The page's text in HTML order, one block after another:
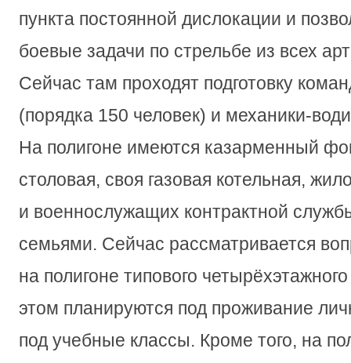
пункта постоянной дислокации и
боевые задачи по стрельбе из всех
Сейчас там проходят подготовку
(порядка 150 человек) и механики-
На полигоне имеются казарменный
столовая, своя газовая котельная,
и военнослужащих контрактной
семьями. Сейчас рассматривается
на полигоне типового
этом планируются под проживание
под учебные классы. Кроме того, на